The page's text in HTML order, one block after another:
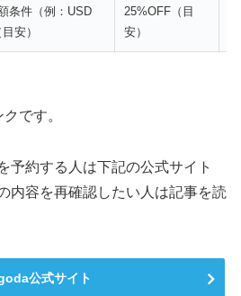
条件（例：USD
安）
25%OFF（目
安）
です。
予約する人は下記の公式サイト
内容を再確認したい人は記事を読
公式サイト